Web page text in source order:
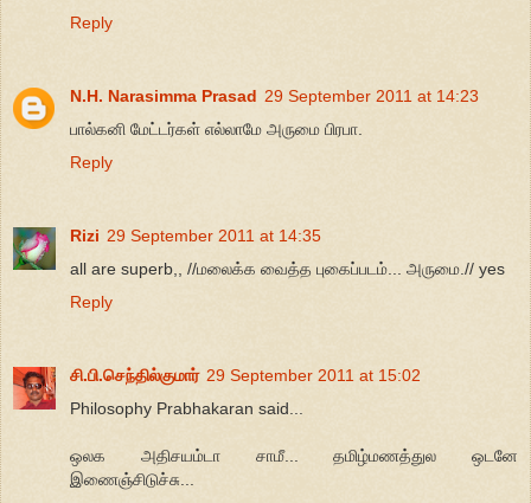
Reply
N.H. Narasimma Prasad 29 September 2011 at 14:23
பால்கனி மேட்டர்கள் எல்லாமே அருமை பிரபா.
Reply
Rizi 29 September 2011 at 14:35
all are superb,, //மலைக்க வைத்த புகைப்படம்... அருமை.// yes
Reply
சி.பி.செந்தில்குமார் 29 September 2011 at 15:02
Philosophy Prabhakaran said...
ஒலக அதிசயம்டா சாமீ... தமிழ்மணத்துல ஒடனே
இணைஞ்சிடுச்சு...